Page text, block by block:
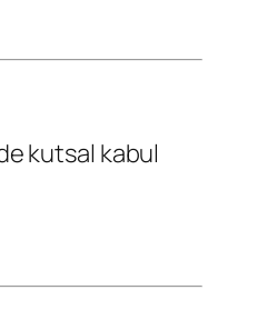
kutsal kabul